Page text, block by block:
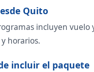
Quito
incluyen vuelo
horarios.
incluir el paquete